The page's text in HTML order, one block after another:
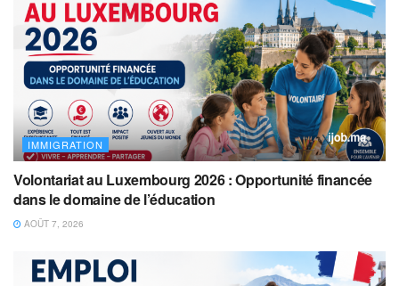
IMMIGRATION
Volontariat au Luxembourg 2026 : Opportunité financée
dans le domaine de l’éducation
AOÛT 7, 2026